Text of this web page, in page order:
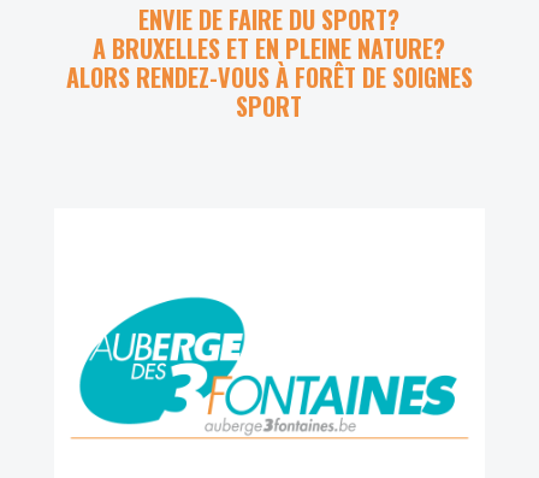
ENVIE DE FAIRE DU SPORT?
A BRUXELLES ET EN PLEINE NATURE?
ALORS RENDEZ-VOUS À FORÊT DE SOIGNES
SPORT